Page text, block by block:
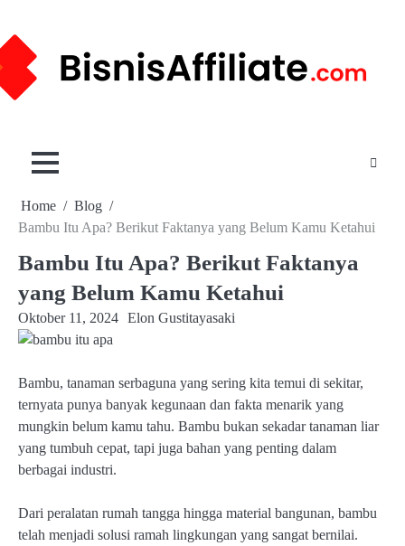
content
Home
Blog
Bambu Itu Apa? Berikut Faktanya yang Belum Kamu Ketahui
Bambu Itu Apa? Berikut Faktanya
yang Belum Kamu Ketahui
Oktober 11, 2024 Elon Gustitayasaki
Bambu, tanaman serbaguna yang sering kita temui di sekitar,
ternyata punya banyak kegunaan dan fakta menarik yang
mungkin belum kamu tahu. Bambu bukan sekadar tanaman liar
yang tumbuh cepat, tapi juga bahan yang penting dalam
berbagai industri.
Dari peralatan rumah tangga hingga material bangunan, bambu
telah menjadi solusi ramah lingkungan yang sangat bernilai.